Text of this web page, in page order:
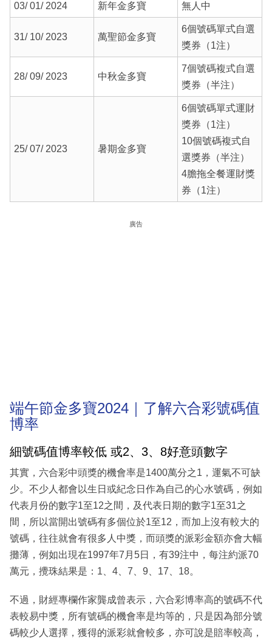
03/ 01/ 2024 新年金多寶 無人中
31/ 10/ 2023 萬聖節金多寶
6個號碼單式自選
獎券（1注）
28/ 09/ 2023 中秋金多寶
7個號碼複式自選
獎券（半注）
25/ 07/ 2023 暑期金多寶
6個號碼單式運財
獎券（1注）
10個號碼複式自
選獎券（半注）
4膽拖全餐運財獎
券（1注）
廣告
端午節金多寶2024｜了解六合彩號碼值
博率
細號碼值博率較低 或2、3、8好意頭數字
其實，六合彩中頭獎的機會率是1400萬分之1，運氣不可缺
少。不少人都會以生日或紀念日作為自己的心水號碼，例如
代表月份的數字1至12之間，及代表日期的數字1至31之
間，所以當開出號碼有多個位於1至12，而加上沒有較大的
號碼，往往就會有很多人中獎，而頭獎的派彩金額亦會大幅
攤薄，例如出現在1997年7月5日，有39注中，每注約派70
萬元，攪珠結果是：1、4、7、9、17、18。
不過，財經專欄作家龔成曾表示，六合彩博率高的號碼不代
表較易中獎，所有號碼的機會率是均等的，只是因為部分號
碼較少人選擇，獲得的派彩就會較多，亦可說是賠率較高，